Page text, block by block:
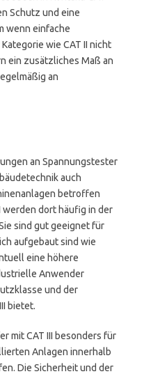
Schutz und eine
wenn einfache
wie CAT II nicht
ein zusätzliches Maß an
an
an Spannungstester
auch
betroffen
werden dort häufig in der
sind gut geeignet für
aufgebaut sind wie
eine höhere
Anwender
und der
bietet.
mit CAT III besonders für
Anlagen innerhalb
Die Sicherheit und der